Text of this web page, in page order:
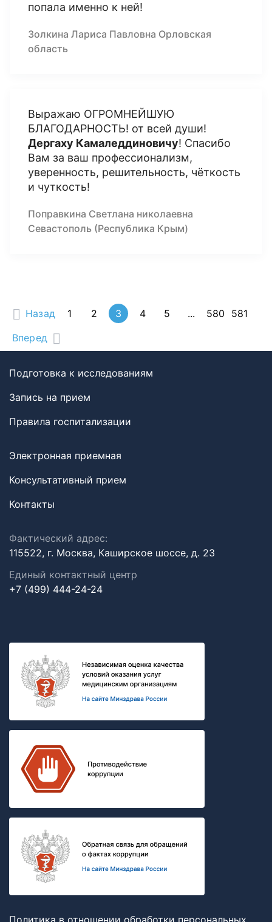
попала именно к ней!
Золкина Лариса Павловна Орловская
область
Выражаю ОГРОМНЕЙШУЮ
БЛАГОДАРНОСТЬ! от всей души!
Дергаху Камаледдиновичу! Спасибо
Вам за ваш профессионализм,
уверенность, решительность, чёткость
и чуткость!
Поправкина Светлана николаевна
Севастополь (Республика Крым)
Назад 1 2 3 4 5 ... 580
581
Вперед
Подготовка к исследованиям
Запись на прием
Правила госпитализации
Электронная приемная
Консультативный прием
Контакты
Фактический адрес:
115522, г. Москва, Каширское шоссе, д. 23
Единый контактный центр
+7 (499) 444-24-24
Политика в отношении обработки персональных